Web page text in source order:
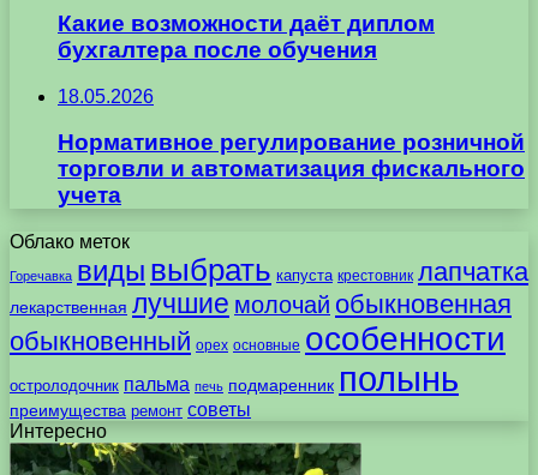
Какие возможности даёт диплом
бухгалтера после обучения
18.05.2026
Нормативное регулирование розничной
торговли и автоматизация фискального
учета
Облако меток
Горечавка виды выбрать капуста крестовник лапчатка
лекарственная лучшие молочай обыкновенная
обыкновенный орех основные особенности
остролодочник пальма печь подмаренник полынь
преимущества ремонт советы
Интересно